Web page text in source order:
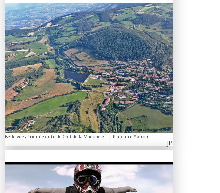
Belle vue aérienne entre le Cret de la Madone et Le Plateau d Yzeron
JP